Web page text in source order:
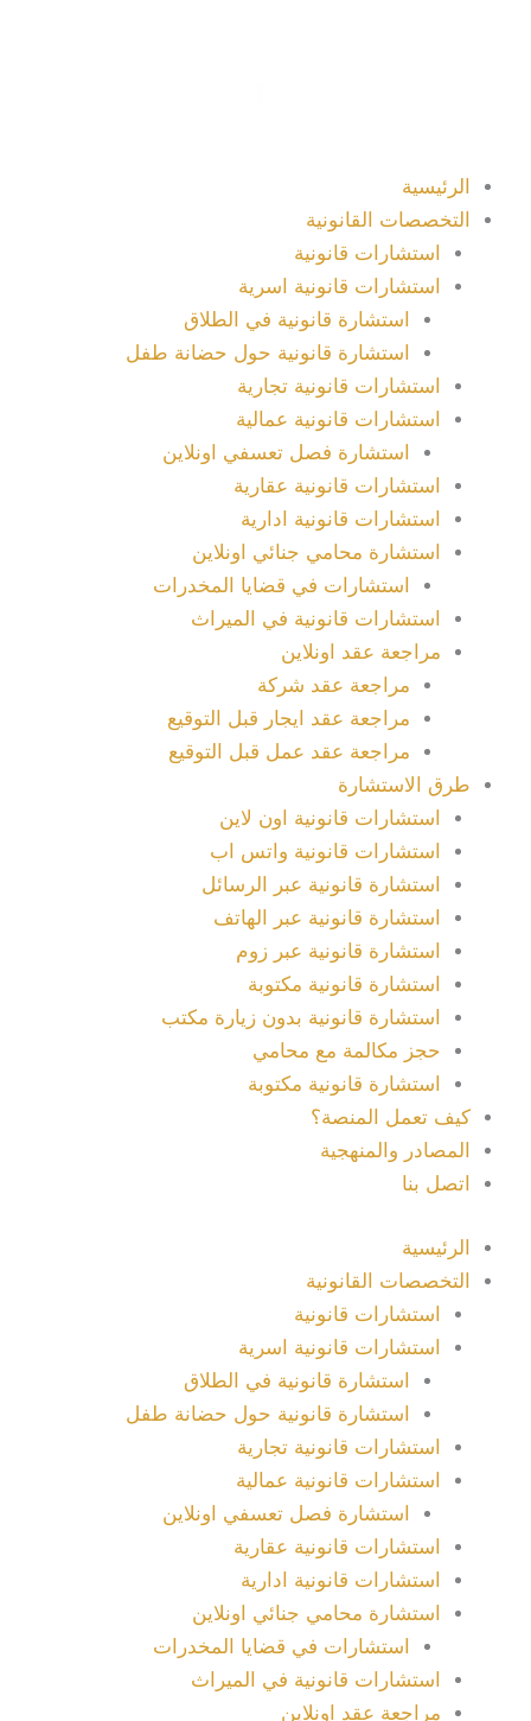
الرئيسية
التخصصات القانونية
استشارات قانونية
استشارات قانونية اسرية
استشارة قانونية في الطلاق
استشارة قانونية حول حضانة طفل
استشارات قانونية تجارية
استشارات قانونية عمالية
استشارة فصل تعسفي اونلاين
استشارات قانونية عقارية
استشارات قانونية ادارية
استشارة محامي جنائي اونلاين
استشارات في قضايا المخدرات
استشارات قانونية في الميراث
مراجعة عقد اونلاين
مراجعة عقد شركة
مراجعة عقد ايجار قبل التوقيع
مراجعة عقد عمل قبل التوقيع
طرق الاستشارة
استشارات قانونية اون لاين
استشارات قانونية واتس اب
استشارة قانونية عبر الرسائل
استشارة قانونية عبر الهاتف
استشارة قانونية عبر زوم
استشارة قانونية مكتوبة
استشارة قانونية بدون زيارة مكتب
حجز مكالمة مع محامي
استشارة قانونية مكتوبة
كيف تعمل المنصة؟
المصادر والمنهجية
اتصل بنا
الرئيسية
التخصصات القانونية
استشارات قانونية
استشارات قانونية اسرية
استشارة قانونية في الطلاق
استشارة قانونية حول حضانة طفل
استشارات قانونية تجارية
استشارات قانونية عمالية
استشارة فصل تعسفي اونلاين
استشارات قانونية عقارية
استشارات قانونية ادارية
استشارة محامي جنائي اونلاين
استشارات في قضايا المخدرات
استشارات قانونية في الميراث
مراجعة عقد اونلاين